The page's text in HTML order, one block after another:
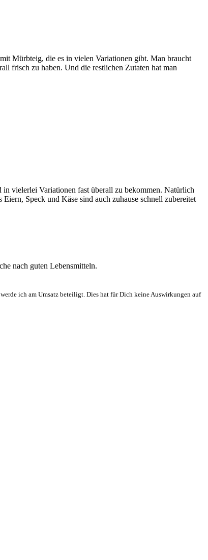
Mürbteig, die es in vielen Variationen gibt. Man braucht
frisch zu haben. Und die restlichen Zutaten hat man
in vielerlei Variationen fast überall zu bekommen. Natürlich
Speck und Käse sind auch zuhause schnell zubereitet
nach guten Lebensmitteln.
ich am Umsatz beteiligt. Dies hat für Dich keine Auswirkungen auf